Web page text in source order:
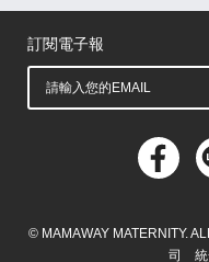
馬來西亞
購物常見問題
退換貨問題
儲值金使用條款
購買儲值金
發票問題
會員權益
線上留言
吸乳器-免費體驗
訂閱電子報
© MAMAWAY MATERNITY.
司 統